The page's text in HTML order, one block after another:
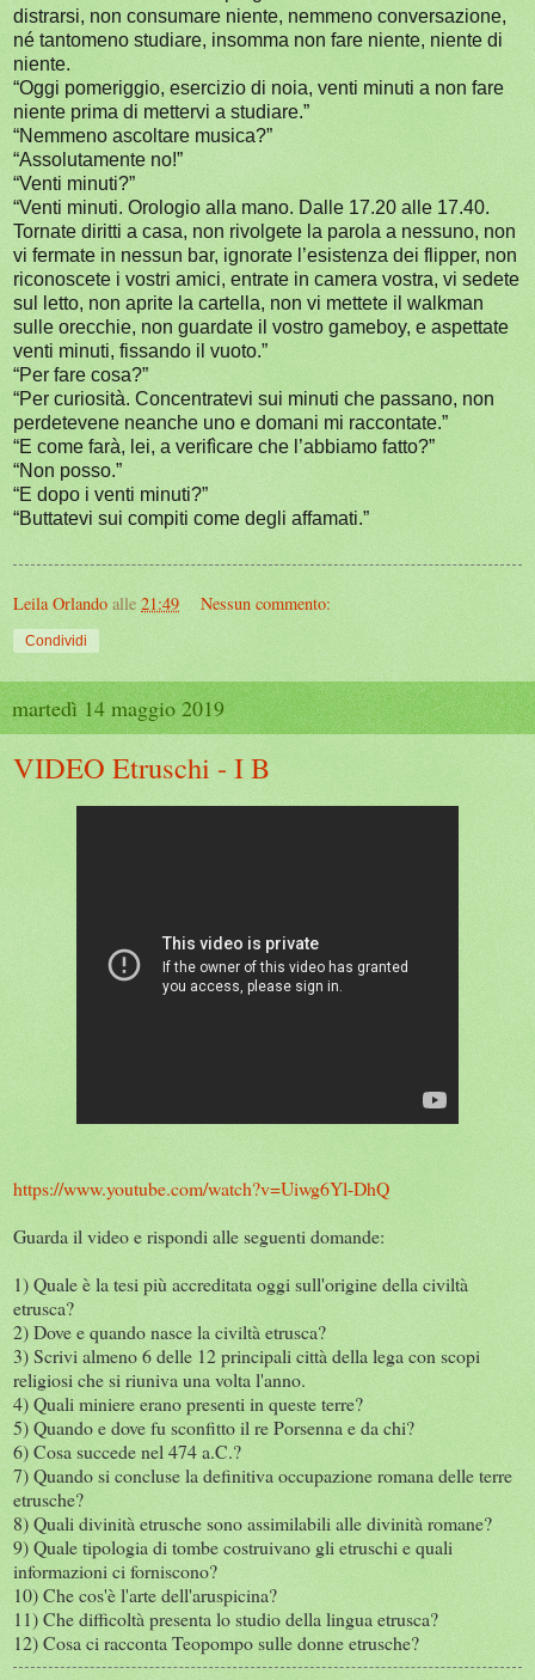
distrarsi, non consumare niente, nemmeno conversazione,
né tantomeno studiare, insomma non fare niente, niente di
niente.
“Oggi pomeriggio, esercizio di noia, venti minuti a non fare
niente prima di mettervi a studiare.”
“Nemmeno ascoltare musica?”
“Assolutamente no!”
“Venti minuti?”
“Venti minuti. Orologio alla mano. Dalle 17.20 alle 17.40.
Tornate diritti a casa, non rivolgete la parola a nessuno, non
vi fermate in nessun bar, ignorate l’esistenza dei flipper, non
riconoscete i vostri amici, entrate in camera vostra, vi sedete
sul letto, non aprite la cartella, non vi mettete il walkman
sulle orecchie, non guardate il vostro gameboy, e aspettate
venti minuti, fissando il vuoto.”
“Per fare cosa?”
“Per curiosità. Concentratevi sui minuti che passano, non
perdetevene neanche uno e domani mi raccontate.”
“E come farà, lei, a verifìcare che l’abbiamo fatto?”
“Non posso.”
“E dopo i venti minuti?”
“Buttatevi sui compiti come degli affamati.”
Leila Orlando alle 21:49 Nessun commento:
Condividi
martedì 14 maggio 2019
VIDEO Etruschi - I B
https://www.youtube.com/watch?v=Uiwg6Yl-DhQ
Guarda il video e rispondi alle seguenti domande:
1) Quale è la tesi più accreditata oggi sull'origine della civiltà
etrusca?
2) Dove e quando nasce la civiltà etrusca?
3) Scrivi almeno 6 delle 12 principali città della lega con scopi
religiosi che si riuniva una volta l'anno.
4) Quali miniere erano presenti in queste terre?
5) Quando e dove fu sconfitto il re Porsenna e da chi?
6) Cosa succede nel 474 a.C.?
7) Quando si concluse la definitiva occupazione romana delle terre
etrusche?
8) Quali divinità etrusche sono assimilabili alle divinità romane?
9) Quale tipologia di tombe costruivano gli etruschi e quali
informazioni ci forniscono?
10) Che cos'è l'arte dell'aruspicina?
11) Che difficoltà presenta lo studio della lingua etrusca?
12) Cosa ci racconta Teopompo sulle donne etrusche?